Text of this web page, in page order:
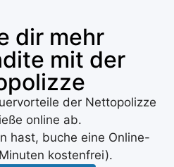
dir mehr
mit der
der Nettopolizze
online ab.
hast, buche eine Online-
kostenfrei).